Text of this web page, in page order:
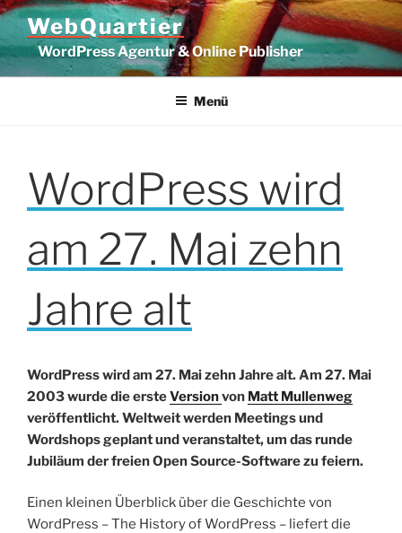
Zum
Inhalt
springen
WebQuartier
WordPress Agentur & Online Publisher
Menü
WordPress wird
am 27. Mai zehn
Jahre alt
WordPress wird am 27. Mai zehn Jahre alt. Am 27. Mai
2003 wurde die ersteVersionvon Matt Mullenweg
veröffentlicht. Weltweit werden Meetings und
Wordshops geplant und veranstaltet, um das runde
Jubiläum der freien Open Source-Software zu feiern.
Einen kleinen Überblick über die Geschichte von
WordPress – The History of WordPress – liefert die